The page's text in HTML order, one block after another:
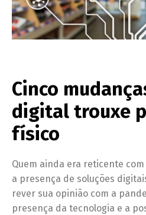
Cinco
digital trouxe
físico
Quem ainda era reticente
a presença de soluções
rever sua opinião com a
presença da tecnologia e a